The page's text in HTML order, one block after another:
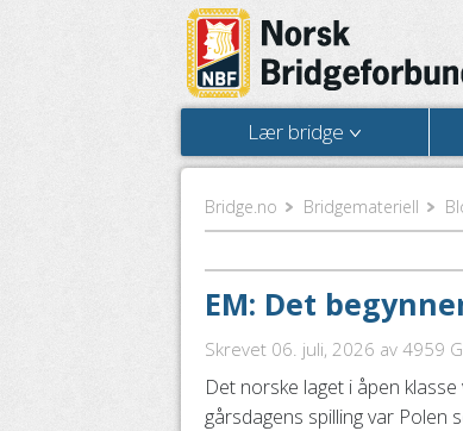
Lær bridge
Bridge.no Bridgemateriell
EM: Det
Skrevet 06. juli, 2026 av 4959
Det norske laget i åpen
gårsdagens spilling var Polen